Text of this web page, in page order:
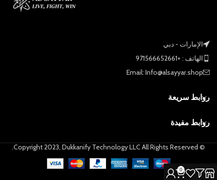
الإمارات - دبي
الهاتف : +971566652661
Email: Info@alsayyar.shop
روابط سريعة
روابط مفيدة
© Copyright 2023, Dukkanify Technology LLC All Rights Reserved.
0